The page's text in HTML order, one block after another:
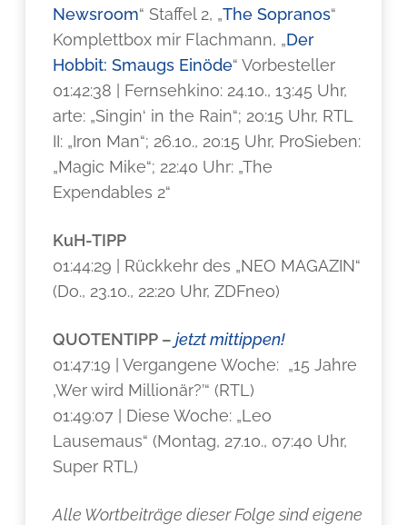
Newsroom“ Staffel 2, „The Sopranos“
Komplettbox mir Flachmann, „Der
Hobbit: Smaugs Einöde“ Vorbesteller
01:42:38 | Fernsehkino: 24.10., 13:45 Uhr,
arte: „Singin‘ in the Rain“; 20:15 Uhr, RTL
II: „Iron Man“; 26.10., 20:15 Uhr, ProSieben:
„Magic Mike“; 22:40 Uhr: „The
Expendables 2“
KuH-TIPP
01:44:29 | Rückkehr des „NEO MAGAZIN“
(Do., 23.10., 22:20 Uhr, ZDFneo)
QUOTENTIPP –jetzt mittippen!
01:47:19 | Vergangene Woche: „15 Jahre
‚Wer wird Millionär?’“ (RTL)
01:49:07 | Diese Woche: „Leo
Lausemaus“ (Montag, 27.10., 07:40 Uhr,
Super RTL)
Alle Wortbeiträge dieser Folge sind eigene